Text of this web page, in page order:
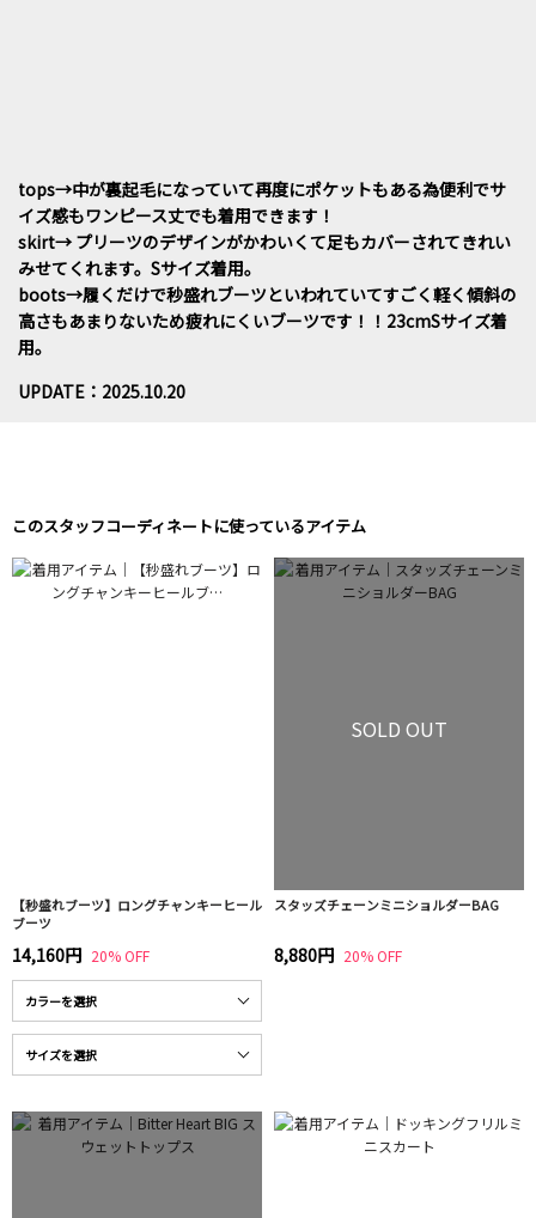
tops→中が裏起毛になっていて再度にポケットもある為便利でサ
イズ感もワンピース丈でも着用できます！
skirt→ プリーツのデザインがかわいくて足もカバーされてきれい
みせてくれます。Sサイズ着用。
boots→履くだけで秒盛れブーツといわれていてすごく軽く傾斜の
高さもあまりないため疲れにくいブーツです！！23cmSサイズ着
用。
UPDATE：2025.10.20
このスタッフコーディネートに使っているアイテム
【秒盛れブーツ】ロングチャンキーヒール
ブーツ
14,160円 20% OFF
SOLD OUT
スタッズチェーンミニショルダーBAG
8,880円 20% OFF